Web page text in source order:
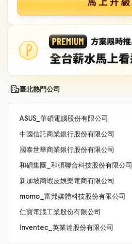
臺北熱門公司
ASUS_華碩電腦股份有限公司
中國信託商業銀行股份有限公司
國泰世華商業銀行股份有限公司
和碩集團_和碩聯合科技股份有限公司
新加坡商蝦皮娛樂電商有限公司
momo_富邦媒體科技股份有限公司
仁寶電腦工業股份有限公司
Inventec_英業達股份有限公司